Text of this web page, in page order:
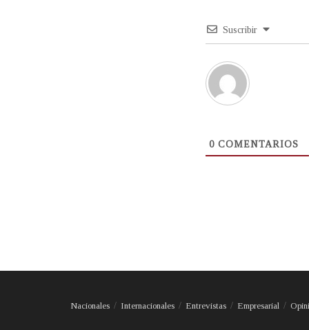
Suscribir
0 COMENTARIOS
Nacionales Internacionales Entrevistas Empresarial